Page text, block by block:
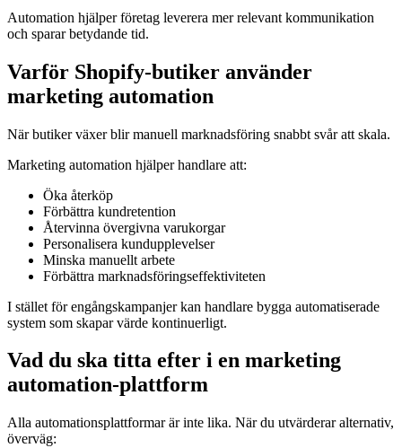
Automation hjälper företag leverera mer relevant kommunikation
och sparar betydande tid.
Varför Shopify-butiker använder
marketing automation
När butiker växer blir manuell marknadsföring snabbt svår att skala.
Marketing automation hjälper handlare att:
Öka återköp
Förbättra kundretention
Återvinna övergivna varukorgar
Personalisera kundupplevelser
Minska manuellt arbete
Förbättra marknadsföringseffektiviteten
I stället för engångskampanjer kan handlare bygga automatiserade
system som skapar värde kontinuerligt.
Vad du ska titta efter i en marketing
automation-plattform
Alla automationsplattformar är inte lika. När du utvärderar alternativ,
överväg: